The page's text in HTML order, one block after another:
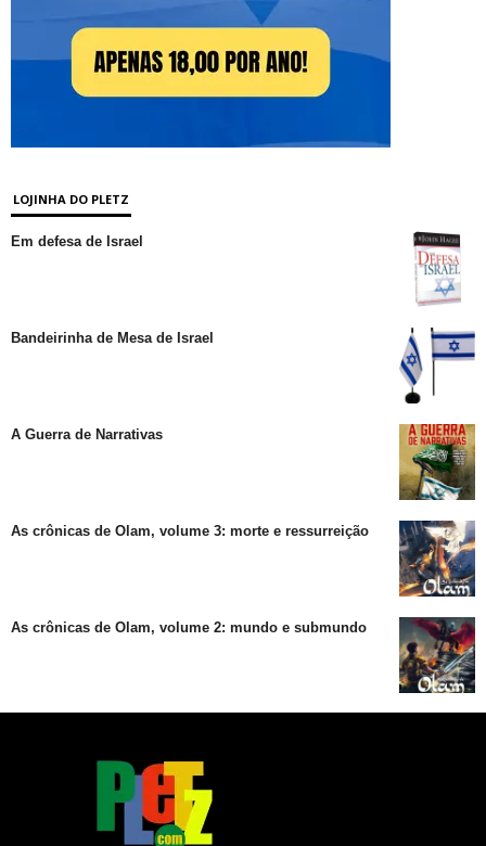
LOJINHA DO PLETZ
Em defesa de Israel
Bandeirinha de Mesa de Israel
A Guerra de Narrativas
As crônicas de Olam, volume 3: morte e ressurreição
As crônicas de Olam, volume 2: mundo e submundo